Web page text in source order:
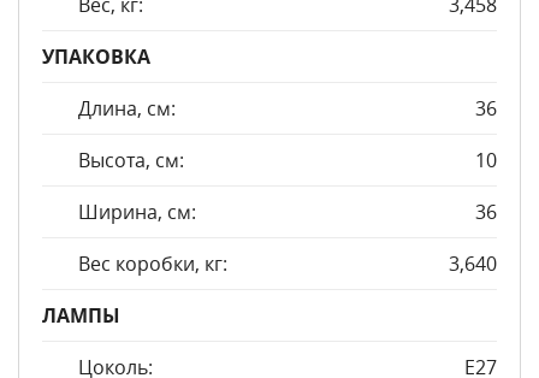
УПАКОВКА
Длина, см:
36
Высота, см:
10
Ширина, см:
36
Вес коробки, кг:
3,640
ЛАМПЫ
Цоколь:
E27